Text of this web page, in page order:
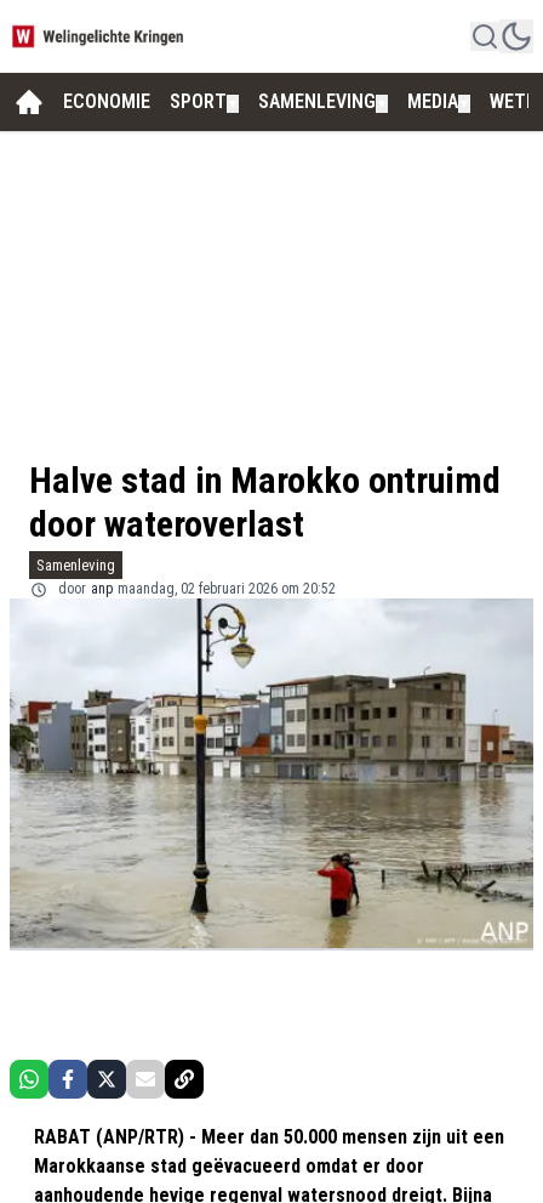
ECONOMIE SPORT SAMENLEVING MEDIA
Halve stad in Marokko ontruimd
door wateroverlast
Samenleving
door anp maandag, 02 februari 2026 om 20:52
RABAT (ANP/RTR) - Meer dan 50.000 mensen zijn uit een
Marokkaanse stad geëvacueerd omdat er door
aanhoudende hevige regenval watersnood dreigt. Bijna